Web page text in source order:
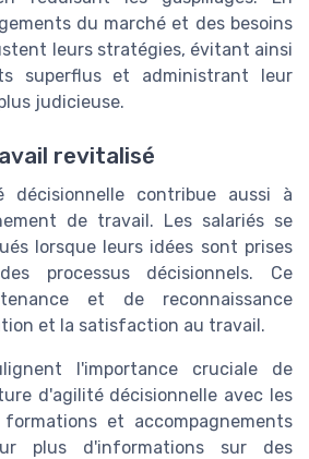
du marché et des besoins
leurs stratégies, évitant ainsi
superflus et administrant leur
judicieuse.
revitalisé
décisionnelle contribue aussi à
de travail. Les salariés se
lorsque leurs idées sont prises
processus décisionnels. Ce
et de reconnaissance
et la satisfaction au travail.
l'importance cruciale de
d'agilité décisionnelle avec les
et accompagnements
plus d'informations sur des